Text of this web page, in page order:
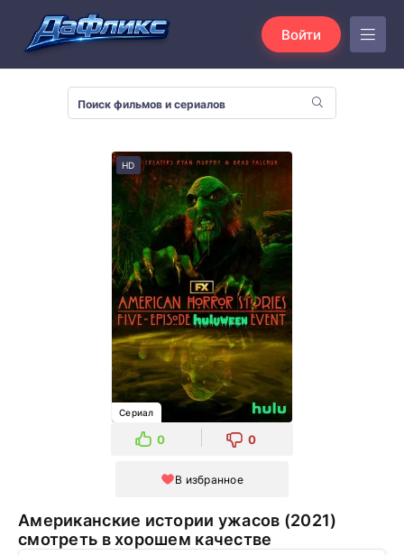
Войти
HD
Сериал
0 0
В избранное
Американские истории ужасов (2021)
смотреть в хорошем качестве